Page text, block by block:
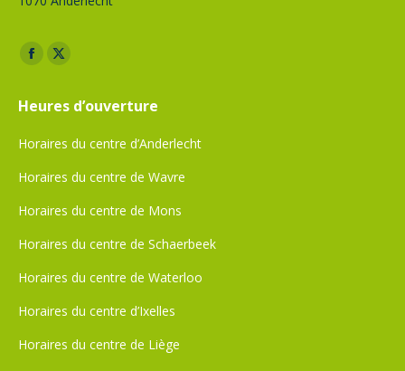
Trouvez nous sur :
Facebook
opens
window
X
opens
window
Heures d’ouverture
Horaires du centre d’Anderlecht
Horaires du centre de Wavre
Horaires du centre de Mons
Horaires du centre de Schaerbeek
Horaires du centre de Waterloo
Horaires du centre d’Ixelles
Horaires du centre de Liège